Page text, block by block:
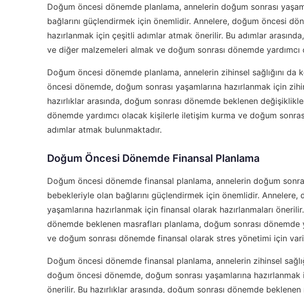
Doğum öncesi dönemde planlama, annelerin doğum sonrası
bağlarını güçlendirmek için önemlidir. Annelere, doğum öncesi
hazırlanmak için çeşitli adımlar atmak önerilir. Bu adımlar
ve diğer malzemeleri almak ve doğum sonrası dönemde
Doğum öncesi dönemde planlama, annelerin zihinsel sağlığını
öncesi dönemde, doğum sonrası yaşamlarına hazırlanmak için
hazırlıklar arasında, doğum sonrası dönemde beklenen
dönemde yardımcı olacak kişilerle iletişim kurma ve doğum
adımlar atmak bulunmaktadır.
Doğum Öncesi Dönemde Finansal Planlama
Doğum öncesi dönemde finansal planlama, annelerin doğum
bebekleriyle olan bağlarını güçlendirmek için önemlidir. Annelere,
yaşamlarına hazırlanmak için finansal olarak hazırlanmaları
dönemde beklenen masrafları planlama, doğum sonrası
ve doğum sonrası dönemde finansal olarak stres yönetimi için
Doğum öncesi dönemde finansal planlama, annelerin zihinsel
doğum öncesi dönemde, doğum sonrası yaşamlarına
önerilir. Bu hazırlıklar arasında, doğum sonrası dönemde